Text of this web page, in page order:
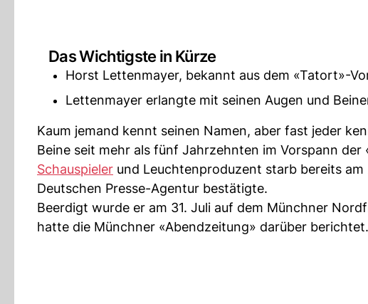
Das Wichtigste in Kürze
Horst Lettenmayer, bekannt aus dem «Tatort»-
Lettenmayer erlangte mit seinen Augen und
Kaum jemand kennt seinen Namen, aber fast jeder
Beine seit mehr als fünf Jahrzehnten im Vorspann
Schauspieler und Leuchtenproduzent starb bereits
Deutschen Presse-Agentur bestätigte.
Beerdigt wurde er am 31. Juli auf dem Münchner
hatte die Münchner «Abendzeitung» darüber berichtet.